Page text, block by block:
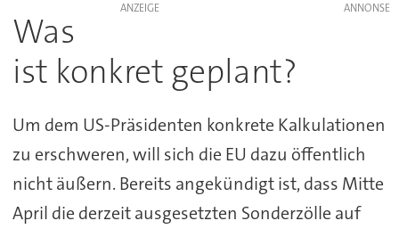
ANZEIGE
Was
ist konkret geplant?
Um dem US-Präsidenten konkrete Kalkulationen
zu erschweren, will sich die EU dazu öffentlich
nicht äußern. Bereits angekündigt ist, dass Mitte
April die derzeit ausgesetzten Sonderzölle auf